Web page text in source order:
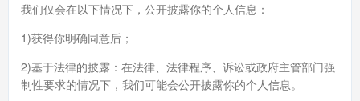
我们仅会在以下情况下，公开披露你的个人信息：
1)获得你明确同意后；
2)基于法律的披露：在法律、法律程序、诉讼或政府主管部门强
制性要求的情况下，我们可能会公开披露你的个人信息。